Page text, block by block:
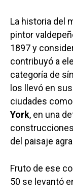
La historia del
pintor
1897 y
contribuyó a
categoría de
los llevó en
ciudades como
York, en una
del paisaje
Fruto de ese
50 se levantó